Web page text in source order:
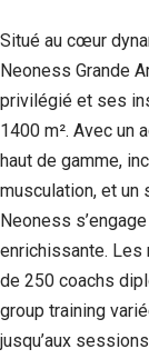
Situé au cœur
Neoness Grande
privilégié et ses
1400 m². Avec un
haut de gamme,
musculation, et un
Neoness
enrichissante. Les
de 250 coachs
group training
jusqu’aux